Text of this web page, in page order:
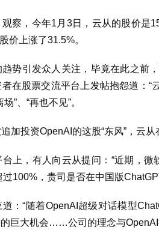
察，今年1月3日，云从的股价是
价上涨了31.5%。
势引发众人关注，毕竟在此之前
在股票交流平台上发帖抱怨道：“
”、“再也不见”。
加投资OpenAI的这股“东风”，云从
上，有人向云从提问：“近期，
100%，贵司是否在中国版
：“随着OpenAI超级对话模型
巨大机会……公司的理念与OpenAI